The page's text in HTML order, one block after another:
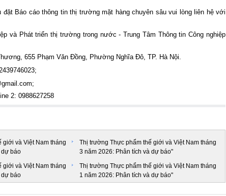
đặt Báo cáo thông tin thị trường mặt hàng chuyên sâu vui lòng liên hệ với
và Phát triển thị trường trong nước - Trung Tâm Thông tin Công nghiệp
655 Phạm Văn Đồng, Phường Nghĩa Đô, TP. Hà Nội.
2: 0988627258
giới và Việt Nam tháng
dự báo
Thị trường Thực phẩm thế giới và Việt Nam tháng
3 năm 2026: Phân tích và dự báo"
giới và Việt Nam tháng
dự báo
Thị trường Thực phẩm thế giới và Việt Nam tháng
1 năm 2026: Phân tích và dự báo"